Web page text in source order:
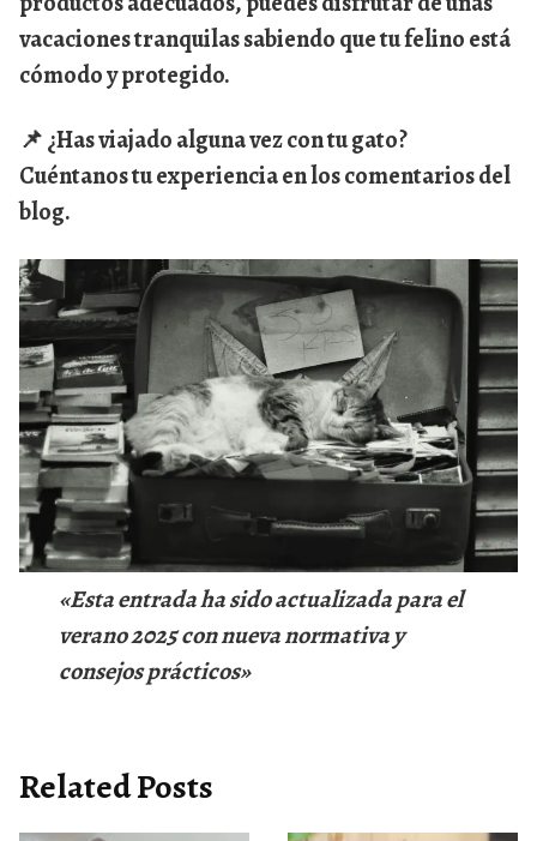
vacaciones tranquilas sabiendo que tu felino está
cómodo y protegido.
📌¿Has viajado alguna vez con tu gato?
Cuéntanos tu experiencia en los comentarios del
blog.
«Esta entrada ha sido actualizada para el
verano 2025 con nueva normativa y
consejos prácticos»
Related Posts